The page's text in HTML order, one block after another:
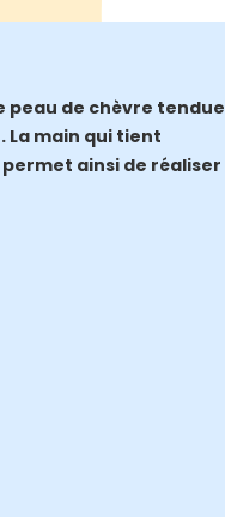
peau de chèvre
La main qui tient
ainsi de réaliser